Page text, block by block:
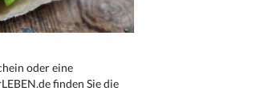
oder eine
finden Sie die